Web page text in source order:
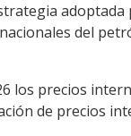
del
los precios
de precios